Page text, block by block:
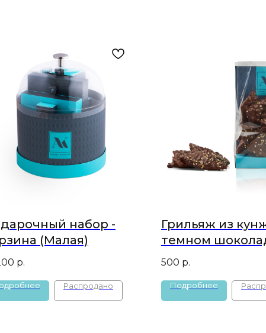
набор -
(Малая)
р.
Грильяж из
темном
500 р.
Подробнее